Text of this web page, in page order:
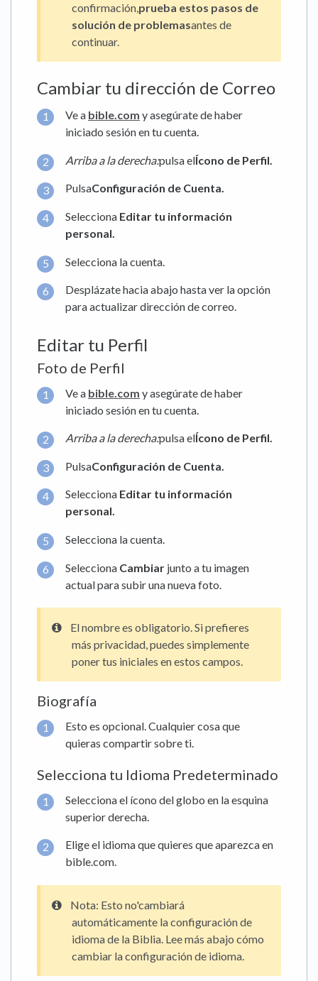
confirmación,prueba estos pasos de
solución de problemasantes de
continuar.
Cambiar tu dirección de Correo
Ve a bible.com y asegúrate de haber
iniciado sesión en tu cuenta.
Arriba a la derecha:pulsa elÍcono de Perfil.
PulsaConfiguración de Cuenta.
Selecciona Editar tu información
personal.
Selecciona la cuenta.
Desplázate hacia abajo hasta ver la opción
para actualizar dirección de correo.
Editar tu Perfil
Foto de Perfil
Ve a bible.com y asegúrate de haber
iniciado sesión en tu cuenta.
Arriba a la derecha:pulsa elÍcono de Perfil.
PulsaConfiguración de Cuenta.
Selecciona Editar tu información
personal.
Selecciona la cuenta.
Selecciona Cambiar junto a tu imagen
actual para subir una nueva foto.
El nombre es obligatorio. Si prefieres
más privacidad, puedes simplemente
poner tus iniciales en estos campos.
Biografía
Esto es opcional. Cualquier cosa que
quieras compartir sobre ti.
Selecciona tu Idioma Predeterminado
Selecciona el ícono del globo en la esquina
superior derecha.
Elige el idioma que quieres que aparezca en
bible.com.
Nota: Esto no'cambiará
automáticamente la configuración de
idioma de la Biblia. Lee más abajo cómo
cambiar la configuración de idioma.